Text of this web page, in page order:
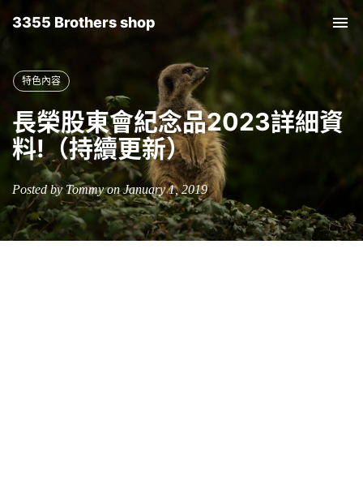
3355 Brothers shop
特色內容
長榮股東會紀念品2023詳細資
料!（持續更新）
Posted by Tommy on January 1, 2019